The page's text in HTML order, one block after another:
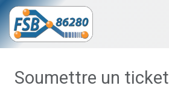
Se rendre au contenu
Soumettre un ticket